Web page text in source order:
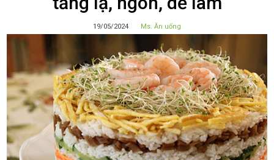
19/05/2024 Ms. Ăn uống